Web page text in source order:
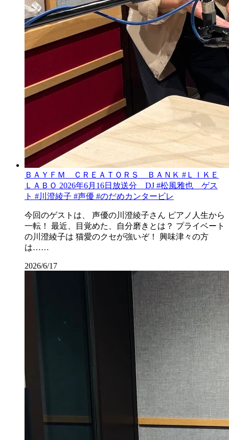
ＢＡＹＦＭ ＣＲＥＡＴＯＲＳ ＢＡＮＫ #ＬＩＫＥ
ＬＡＢＯ 2026年6月16日放送分 DJ #松風雅也 ゲス
ト #川澄綾子 #声優 #のだめカンタービレ
今回のゲストは、 声優の川澄綾子さん ピアノ人生から
一転！ 最近、目覚めた、自分磨きとは？ プライベート
の川澄綾子は 猫愛のクセが強いぞ！ 興味津々の方
は……
2026/6/17